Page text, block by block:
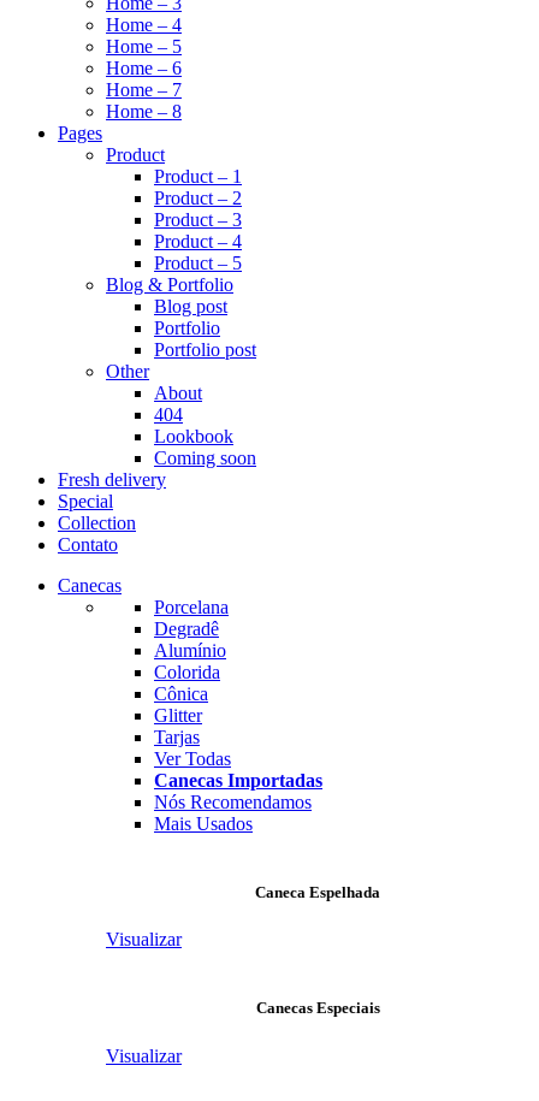
Home – 4
Home – 5
Home – 6
Home – 7
Home – 8
Pages
Product
Product – 1
Product – 2
Product – 3
Product – 4
Product – 5
Blog & Portfolio
Blog post
Portfolio
Portfolio post
Other
About
404
Lookbook
Coming soon
Fresh delivery
Special
Collection
Contato
Canecas
Porcelana
Degradê
Alumínio
Colorida
Cônica
Glitter
Tarjas
Ver Todas
Canecas Importadas
Nós Recomendamos
Mais Usados
Caneca Espelhada
Visualizar
Canecas Especiais
Visualizar